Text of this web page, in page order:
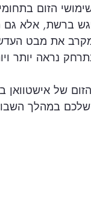
הזום
ברשת, אלא גם
את מבט
נראה יותר
של אישטוואן
במהלך